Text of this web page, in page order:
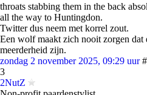
throats stabbing them in the back
all the way to Huntingdon.
Twitter dus neem met korrel zout.
Een wolf maakt zich nooit zorgen dat
meerderheid zijn.
zondag 2 november 2025, 09:29 uur
3
2NutZ